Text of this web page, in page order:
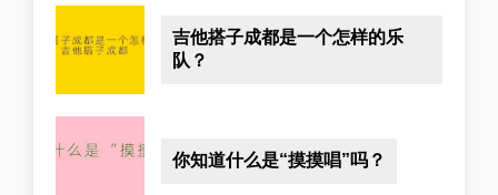
吉他搭子成都是一个怎样的乐
队？
你知道什么是“摸摸唱”吗？